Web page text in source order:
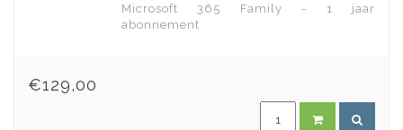
Microsoft 365 Family - 1 jaar
abonnement
€129,00